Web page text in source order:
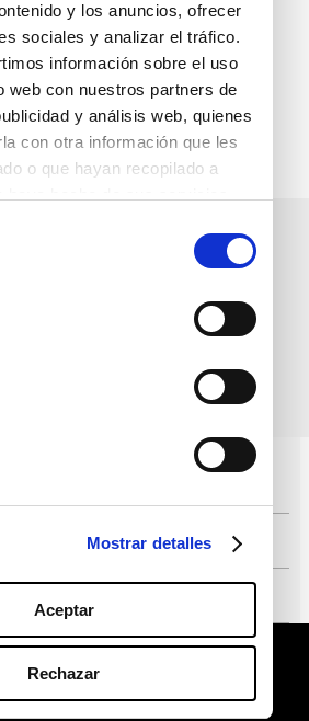
y los anuncios, ofrecer
sociales y analizar el tráfico.
información sobre el uso
web con nuestros partners de
y análisis web, quienes
con otra información que les
o que hayan recopilado a
Mostrar detalles
Aceptar
Rechazar
a nuestro boletín
en solo 4 pasos